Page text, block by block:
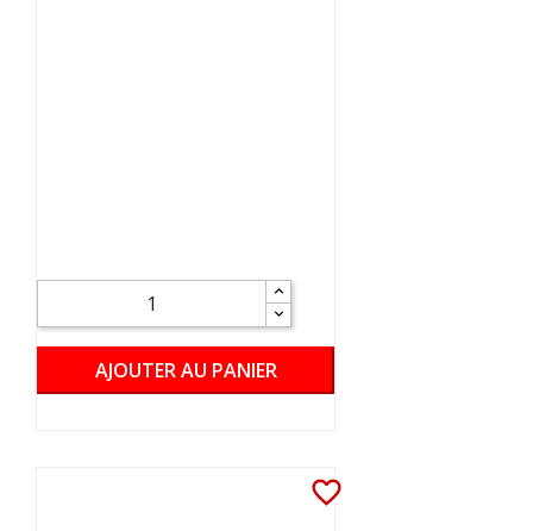
AJOUTER AU PANIER
favorite_border